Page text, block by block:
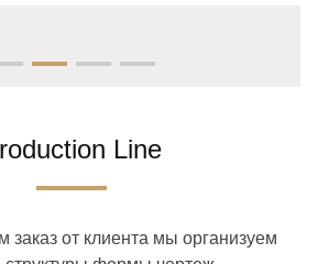
Line
заказ от клиента мы организуем